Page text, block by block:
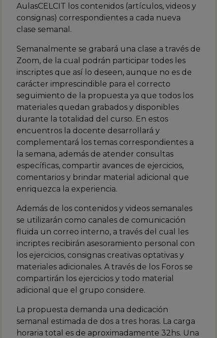
AulasCELCIT los contenidos (artículos, videos y
consignas) correspondientes a cada nueva
clase semanal.
Semanalmente se grabará una clase a través de
Zoom, de la cual podrán participar todes les
inscriptes que así lo deseen, aunque no es de
carácter imprescindible para el correcto
seguimiento de la propuesta ya que todos los
materiales quedan grabados y disponibles
durante la totalidad del curso. En estos
encuentros la docente desarrollará y
complementará los temas correspondientes a
la semana, además de atender consultas
específicas, compartir avances de ejercicios,
comentarios y brindar material adicional que
enriquezca la experiencia.
Además de los contenidos y videos semanales
se utilizarán como canales de comunicación
fluida un correo interno, a través del cual les
incriptes recibirán asesoramiento personal con
los ejercicios, consignas creativas optativas y
materiales adicionales. A través de los Foros se
compartirán los ejercicios y todo material
adicional que el grupo considere.
La propuesta demanda una dedicación
semanal estimada de dos a tres horas. La carga
horaria total es de aproximadamente 32hs. Una